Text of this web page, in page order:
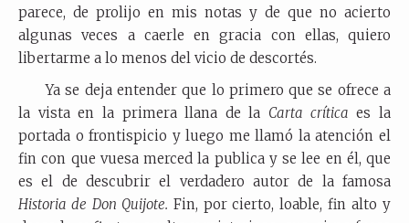
parece, de prolijo en mis notas y de que no acierto
algunas veces a caerle en gracia con ellas, quiero
libertarme a lo menos del vicio de descortés.
Ya se deja entender que lo primero que se ofrece a
la vista en la primera llana de la Carta crítica es la
portada o frontispicio y luego me llamó la atención el
fin con que vuesa merced la publica y se lee en él, que
es el de descubrir el verdadero autor de la famosa
Historia de Don Quijote. Fin, por cierto, loable, fin alto y